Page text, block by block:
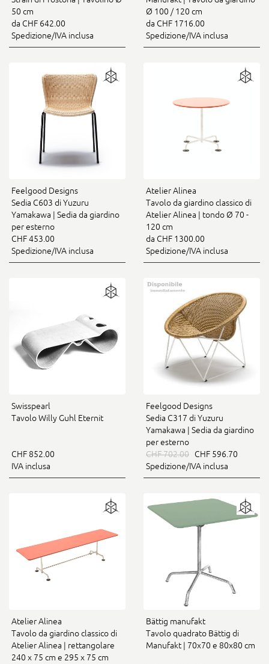
50 cm
da CHF 642.00
Spedizione/IVA inclusa
Ø 100 / 120 cm
da CHF 1716.00
Spedizione/IVA inclusa
Feelgood Designs
Sedia C603 di Yuzuru
Yamakawa | Sedia da giardino
per esterno
CHF 453.00
Spedizione/IVA inclusa
Atelier Alinea
Tavolo da giardino classico di
Atelier Alinea | tondo Ø 70 -
120 cm
da CHF 1300.00
Spedizione/IVA inclusa
Swisspearl
Tavolo Willy Guhl Eternit
CHF 852.00
IVA inclusa
Feelgood Designs
Sedia C317 di Yuzuru
Yamakawa | Sedia da giardino
per esterno
CHF 702.00 CHF 596.70
Spedizione/IVA inclusa
Atelier Alinea
Tavolo da giardino classico di
Atelier Alinea | rettangolare
240 x 75 cm e 295 x 75 cm
Bättig manufakt
Tavolo quadrato Bättig di
Manufakt | 70x70 e 80x80 cm